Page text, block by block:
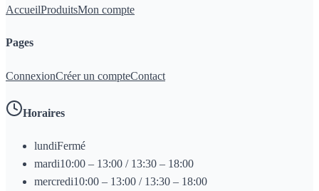
AccueilProduitsMon compte
Pages
ConnexionCréer un compteContact
Horaires
lundiFermé
mardi10:00 – 13:00 / 13:30 – 18:00
mercredi10:00 – 13:00 / 13:30 – 18:00